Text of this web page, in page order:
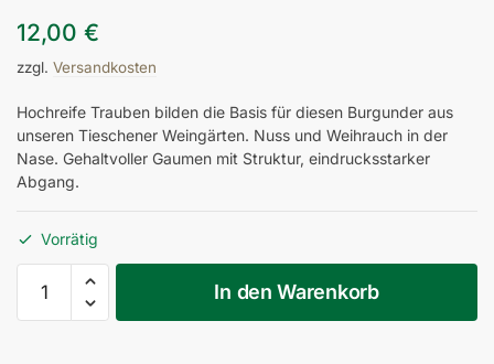
12,00 €
zzgl. Versandkosten
Hochreife Trauben bilden die Basis für diesen Burgunder aus
unseren Tieschener Weingärten. Nuss und Weihrauch in der
Nase. Gehaltvoller Gaumen mit Struktur, eindrucksstarker
Abgang.
Vorrätig
Weissburgunder
In den Warenkorb